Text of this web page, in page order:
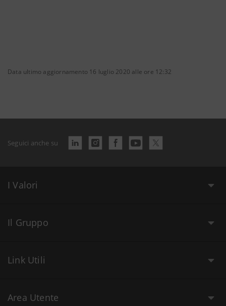
Data ultimo aggiornamento 16 luglio 2020 alle ore 12:32
Seguici anche su
I Valori
Il Gruppo
Link Utili
Area Utente